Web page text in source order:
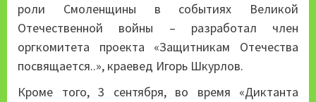
роли Смоленщины в событиях Великой
Отечественной войны – разработал член
оргкомитета проекта «Защитникам Отечества
посвящается..», краевед Игорь Шкурлов.
Кроме того, 3 сентября, во время «Диктанта